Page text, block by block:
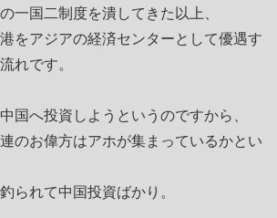
一国二制度を潰してきた以上、
をアジアの経済センターとして優遇す
れです。
国へ投資しようというのですから、
のお偉方はアホが集まっているかとい
られて中国投資ばかり。